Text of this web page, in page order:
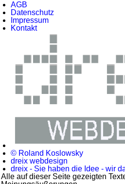
AGB
Datenschutz
Impressum
Kontakt
© Roland Koslowsky
dreix webdesign
dreix - Sie haben die Idee - wir
Alle auf dieser Seite gezeigten